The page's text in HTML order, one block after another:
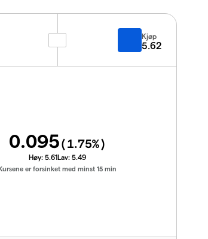
Kjøp
5.62
0.095(1.75%)
Høy: 5.61Lav: 5.49
er forsinket med minst 15 min